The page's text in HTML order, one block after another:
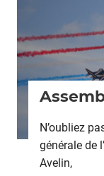
N’oubliez
générale de
Avelin,